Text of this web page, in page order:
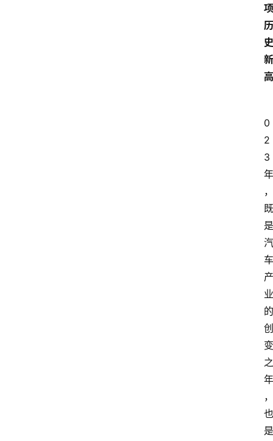
项
历
史
新
高
0
2
3
年
，
既
是
汽
车
产
业
的
创
变
之
年
，
也
是